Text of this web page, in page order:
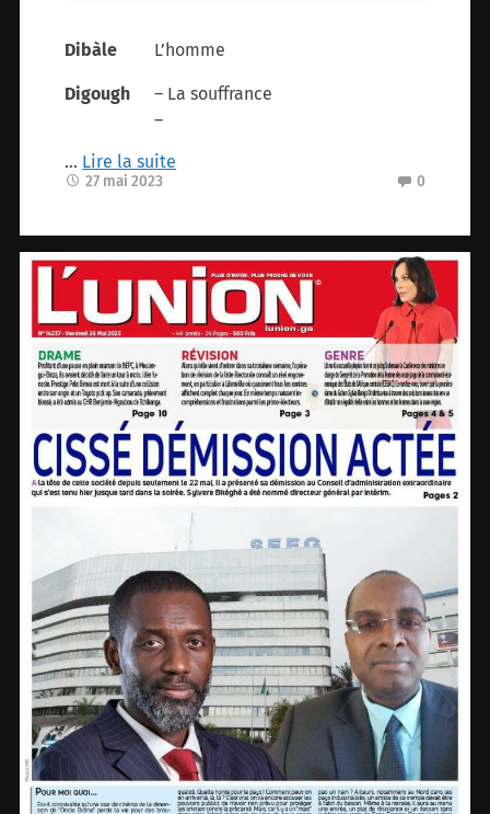
Dibàle L’homme
Digough
– La souffrance
–
… Lire la suite
27 mai 2023 0